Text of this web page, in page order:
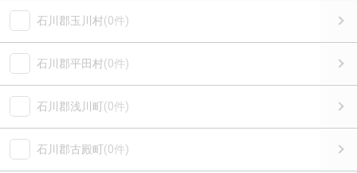
石川郡玉川村(0件)
石川郡平田村(0件)
石川郡浅川町(0件)
石川郡古殿町(0件)